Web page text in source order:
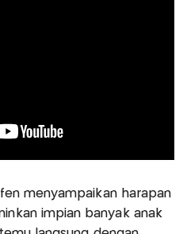
menyampaikan harapan
impian banyak anak